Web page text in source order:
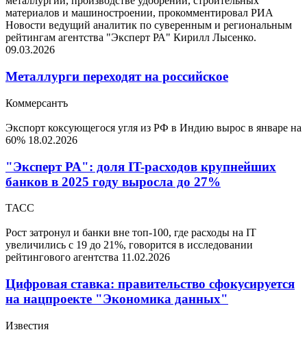
материалов и машиностроении, прокомментировал РИА
Новости ведущий аналитик по суверенным и региональным
рейтингам агентства "Эксперт РА" Кирилл Лысенко.
09.03.2026
Металлурги переходят на российское
Коммерсантъ
Экспорт коксующегося угля из РФ в Индию вырос в январе на
60% 18.02.2026
"Эксперт РА": доля IT-расходов крупнейших
банков в 2025 году выросла до 27%
ТАСС
Рост затронул и банки вне топ-100, где расходы на IT
увеличились с 19 до 21%, говорится в исследовании
рейтингового агентства 11.02.2026
Цифровая ставка: правительство сфокусируется
на нацпроекте "Экономика данных"
Известия